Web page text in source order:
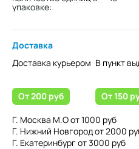
упаковке:
Доставка
Доставка курьером
От 200 руб
Г. Москва М.О от 1000 руб
Г. Нижний Новгород от 2000
Г. Екатеринбург от 3000 руб
В пункт
От 150